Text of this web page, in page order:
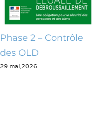
Phase 2 – Contrôle
des OLD
29 mai,2026